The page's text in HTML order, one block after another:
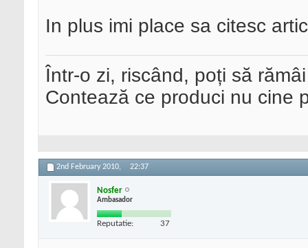
In plus imi place sa citesc
Într-o zi, riscând, poți să
Contează ce produci nu cine
2nd February 2010, 22:37
Nosfer
Ambasador
Reputatie: 37